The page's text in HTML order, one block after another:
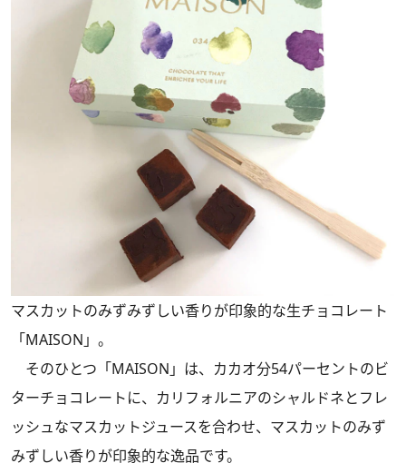
マスカットのみずみずしい香りが印象的な生チョコレート
「MAISON」。
そのひとつ「MAISON」は、カカオ分54パーセントのビ
ターチョコレートに、カリフォルニアのシャルドネとフレ
ッシュなマスカットジュースを合わせ、マスカットのみず
みずしい香りが印象的な逸品です。